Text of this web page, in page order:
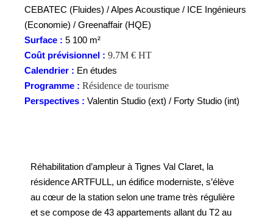
CEBATEC (Fluides) / Alpes Acoustique / ICE Ingénieurs
(Economie) / Greenaffair (HQE)
Surface : 5 100 m²
Coût prévisionnel : 9.7M € HT
Calendrier : En études
Programme : Résidence de tourisme
Perspectives : Valentin Studio (ext) / Forty Studio (int)
Réhabilitation d’ampleur à Tignes Val Claret, la
résidence ARTFULL, un édifice moderniste, s’élève
au cœur de la station selon une trame très régulière
et se compose de 43 appartements allant du T2 au